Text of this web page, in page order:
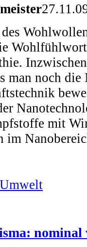
man noch
mit
im
nominal